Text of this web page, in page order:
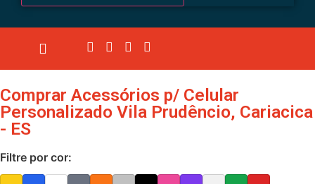
Comprar Acessórios p/ Celular
Personalizado Vila Prudêncio, Cariacica
- ES
Filtre por cor: